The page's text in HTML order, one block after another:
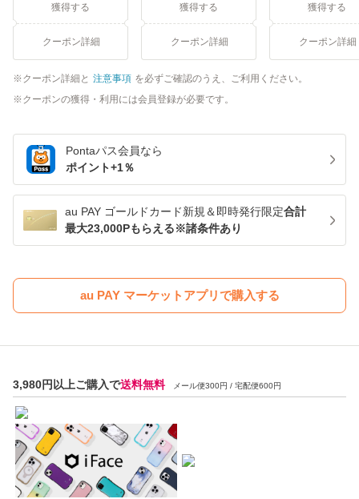
獲得する
クーポン詳細
獲得する
クーポン詳細
獲得する
クーポン詳細
クーポン詳細と 注意事項 を必ずご確認のうえ、ご利用ください。
クーポンの獲得・利用には会員登録が必要です。
Pontaパス会員なら
ポイント+1％
au PAY ゴールドカード新規＆即時発行限定合計
最大23,000Pもらえる※諸条件あり
au PAY マーケットアプリで購入する
3,980円以上ご購入で送料無料メール便300円 / 宅配便600円